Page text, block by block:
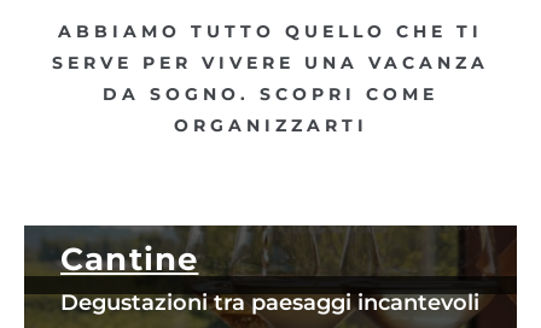
ABBIAMO TUTTO QUELLO CHE TI
SERVE PER VIVERE UNA VACANZA
DA SOGNO. SCOPRI COME
ORGANIZZARTI
Cantine
Degustazioni tra paesaggi incantevoli